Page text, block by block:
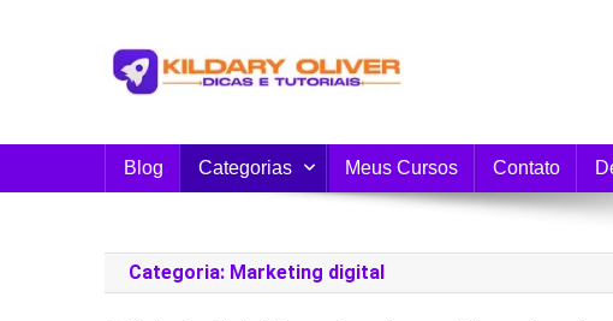
Blog Categorias Meus Cursos Contato
Categoria: Marketing digital